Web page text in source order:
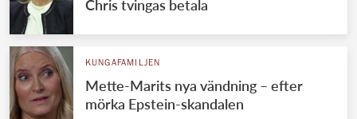
Chris tvingas betala
KUNGAFAMILJEN
Mette-Marits nya vändning – efter
mörka Epstein-skandalen